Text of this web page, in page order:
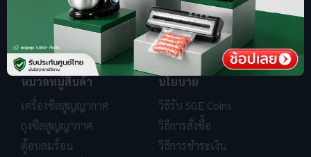
หมวดหมู่สินค้า
เครื่องซีลสูญญากาศ
ถุงซีลสูญญากาศ
ตู้อบลมร้อน
นโยบาย
วิธีรับ SGE Coins
วิธีการสั่งซื้อ
วิธีการชำระเงิน